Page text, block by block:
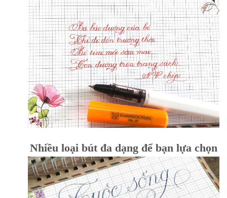
Nhiều loại bút đa dạng để bạn lựa chọn